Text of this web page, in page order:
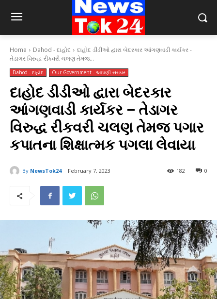
Home Dahod - દાહોદ
દાહોદ ડીડીઓ દ્વારા બેદરકાર આંગણવાડી કાર્યકર -
તેડાગર વિરુદ્ધ રીકવરી ચલણ તેમજ...
Dahod - દાહોદ Our Government - આપણી સરકાર
દાહોદ ડીડીઓ દ્વારા બેદરકાર
આંગણવાડી કાર્યકર – તેડાગર
વિરુદ્ધ રીકવરી ચલણ તેમજ પગાર
કપાતના શિક્ષાત્મક પગલા લેવાયા
By NewsTok24 February 7, 2023 0
182